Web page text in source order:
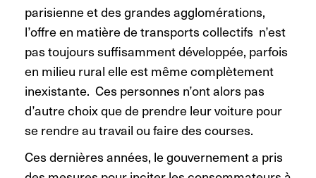
parisienne et des grandes agglomérations,
l’offre en matière de transports collectifs n’est
pas toujours suffisamment développée, parfois
en milieu rural elle est même complètement
inexistante. Ces personnes n’ont alors pas
d’autre choix que de prendre leur voiture pour
se rendre au travail ou faire des courses.
Ces dernières années, le gouvernement a pris